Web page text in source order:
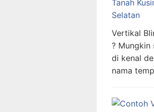
Vertikal
? Mungkin
di kenal
nama